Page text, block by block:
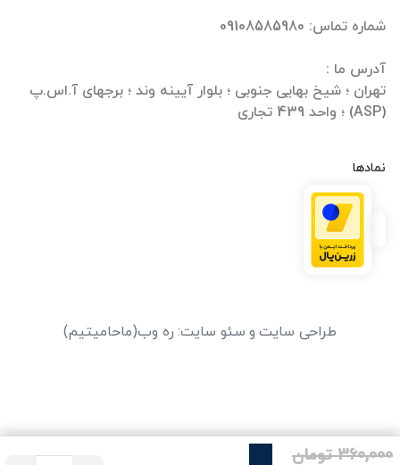
360,000 تومان
تهران ؛ شیخ بهایی جنوبی ؛ بلوار آیینه وند ؛ برجهای آ.اس.پ
(ASP) ؛ واحد 439 تجاری
نمادها
طراحی سایت و سئو سایت: ره وب(ماحامیتیم)